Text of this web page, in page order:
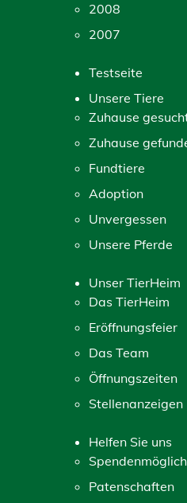
2008
2007
Testseite
Unsere Tiere
Zuhause
Zuhause
Fundtiere
Adoption
Unvergessen
Unsere Pferde
Unser TierHeim
Das TierHeim
Eröffnungsfeier
Das Team
Öffnungszeiten
Stellenanzeigen
Helfen Sie uns
Patenschaften